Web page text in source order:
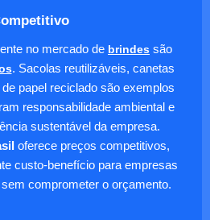
no mercado de brindes são
. Sacolas reutilizáveis, canetas
papel reciclado são exemplos
responsabilidade ambiental e
sustentável da empresa.
oferece preços competitivos,
custo-benefício para empresas
comprometer o orçamento.